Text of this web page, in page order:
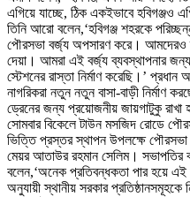
এগিয়ে যাচ্ছে, ঠিক একইভাবে হবিগঞ্জও
তিনি আরো বলেন,‘হবিগঞ্জ শহরকে
পৌরসভা বর্জ্য অপসারণ করে। আমদেরও
দেয়া। আমরা এই বর্জ্য ব্যবস্থাপনার
স্টেশনের রাস্তা নির্মাণ করেছি।’
নাগরিকরা নতুন নতুন বাসা-বাড়ী নির্মাণ
ড্রেনের জন্য প্রয়োজনীয় জায়গাটুকু রাখা
সোমবার বিকেলে টাউন মসজিদ রোডে
ভিত্তি প্রস্তর স্থাপন উপলক্ষে
মেয়র আতাউর রহমান সেলিম। সভাপতির
বলেন,‘অনেক প্রতিবন্ধকতা পার হয়ে এই
অনুযায়ী স্থানীয় সরকার